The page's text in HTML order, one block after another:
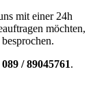
mit einer 24h
möchten,
089 / 89045761.